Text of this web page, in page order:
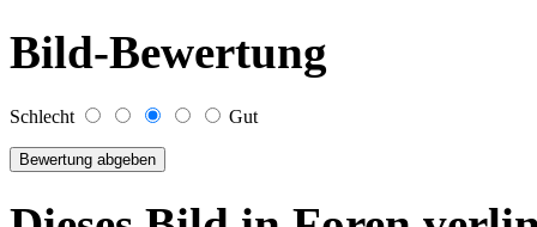
Bild-Bewertung
Schlecht Gut